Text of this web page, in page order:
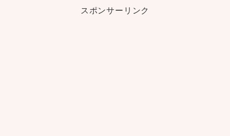
スポンサーリンク